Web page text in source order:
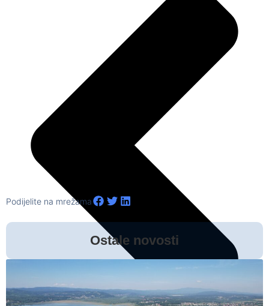
Podijelite na mrežama
Ostale novosti